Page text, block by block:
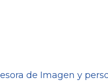
de Imagen y